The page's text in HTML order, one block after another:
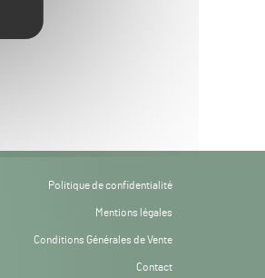
Politique de confidentialité
Mentions légales
Conditions Générales de Vente
Contact